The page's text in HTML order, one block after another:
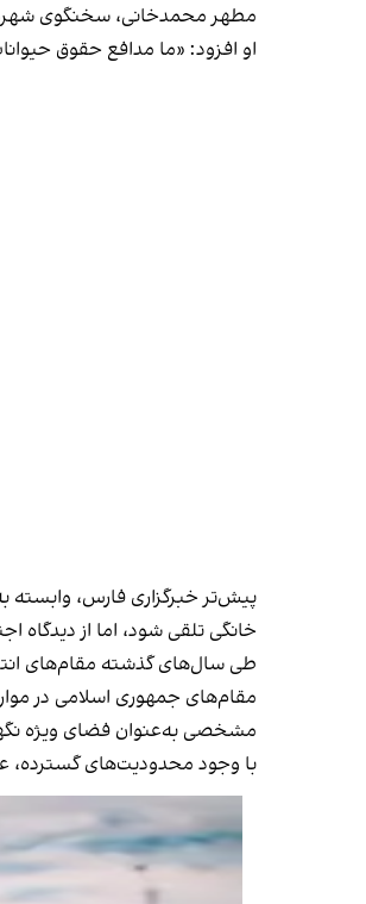
مطهر محمدخانی،‌ سخنگوی شهردار تهران،‌ ۱۳ خرداد گفت ورود حیوانات به پارک‌های شهری ممنوع است و این موضوع
او افزود: «ما مدافع حقوق
پیش‌تر خبرگزاری فارس، وابسته
خانگی تلقی شود، اما از
طی سال‌های گذشته مقام‌های
مقام‌های جمهوری اسلامی در
مشخصی به‌عنوان فضای ویژه
با وجود محدودیت‌های گسترده،